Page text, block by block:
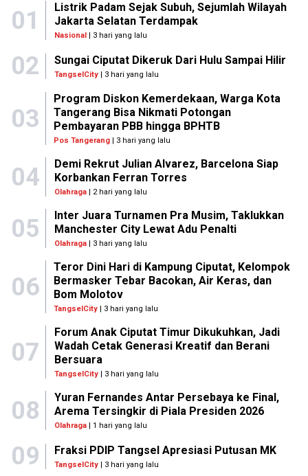
01
Listrik Padam Sejak Subuh, Sejumlah Wilayah
Jakarta Selatan Terdampak
Nasional| 3 hari yang lalu
02 Sungai Ciputat Dikeruk Dari Hulu Sampai Hilir
TangselCity | 3 hari yang lalu
03
Program Diskon Kemerdekaan, Warga Kota
Tangerang Bisa Nikmati Potongan
Pembayaran PBB hingga BPHTB
Pos Tangerang | 3 hari yang lalu
04
Demi Rekrut Julian Alvarez, Barcelona Siap
Korbankan Ferran Torres
Olahraga| 2 hari yang lalu
05
Inter Juara Turnamen Pra Musim, Taklukkan
Manchester City Lewat Adu Penalti
Olahraga| 3 hari yang lalu
06
Teror Dini Hari di Kampung Ciputat, Kelompok
Bermasker Tebar Bacokan, Air Keras, dan
Bom Molotov
TangselCity | 3 hari yang lalu
07
Forum Anak Ciputat Timur Dikukuhkan, Jadi
Wadah Cetak Generasi Kreatif dan Berani
Bersuara
TangselCity| 3 hari yang lalu
08
Yuran Fernandes Antar Persebaya ke Final,
Arema Tersingkir di Piala Presiden 2026
Olahraga| 1 hari yang lalu
09 Fraksi PDIP Tangsel Apresiasi Putusan MK
TangselCity | 3 hari yang lalu